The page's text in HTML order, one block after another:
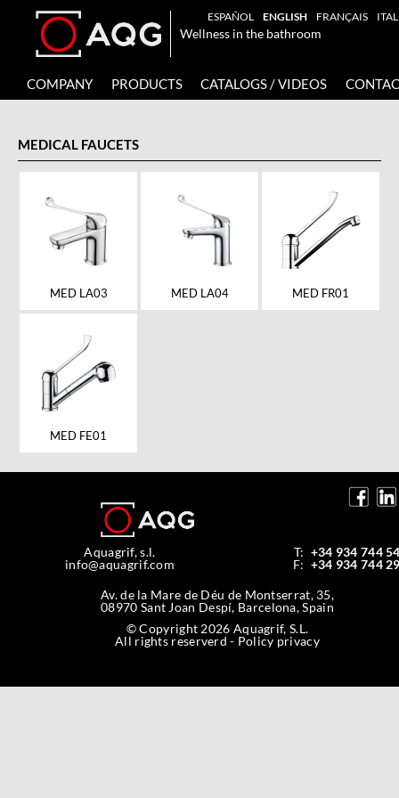
Wellness in the bathroom
COMPANY PRODUCTS CATALOGS / VIDEOS
ESPAÑOL ENGLISH FRANÇAIS
MEDICAL FAUCETS
MED LA03 MED LA04 MED FR01
MED FE01
Aquagrif, s.l.
info@aquagrif.com
T: +34 934 744
F: +34 934 744
Av. de la Mare de Déu de Montserrat, 35,
08970 Sant Joan Despí, Barcelona, Spain
© Copyright 2026 Aquagrif, S.L.
All rights reserverd - Policy privacy